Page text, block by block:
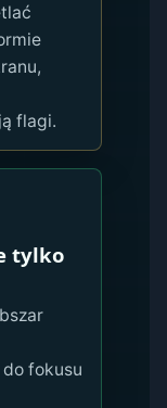
flagi.
tylko
fokusu